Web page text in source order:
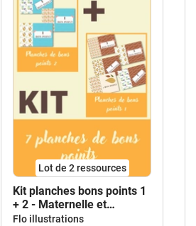
Lot de 2 ressources
Kit planches bons points 1
+ 2 - Maternelle et
primaire
Flo illustrations